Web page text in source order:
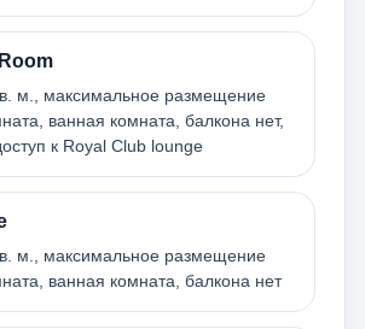
м., максимальное размещение
ванная комната, балкона нет,
к Royal Club lounge
м., максимальное размещение
ванная комната, балкона нет